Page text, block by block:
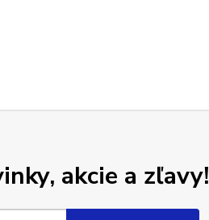
akcie a zľavy!